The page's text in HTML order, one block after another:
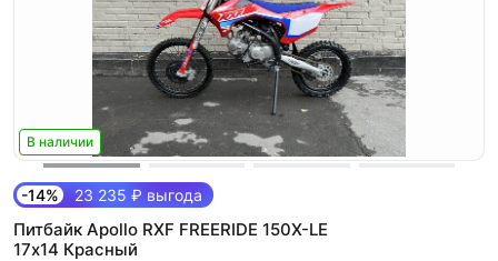
В наличии
-14% 23 235 ₽ выгода
Питбайк Apollo RXF FREERIDE 150X-LE
17х14 Красный